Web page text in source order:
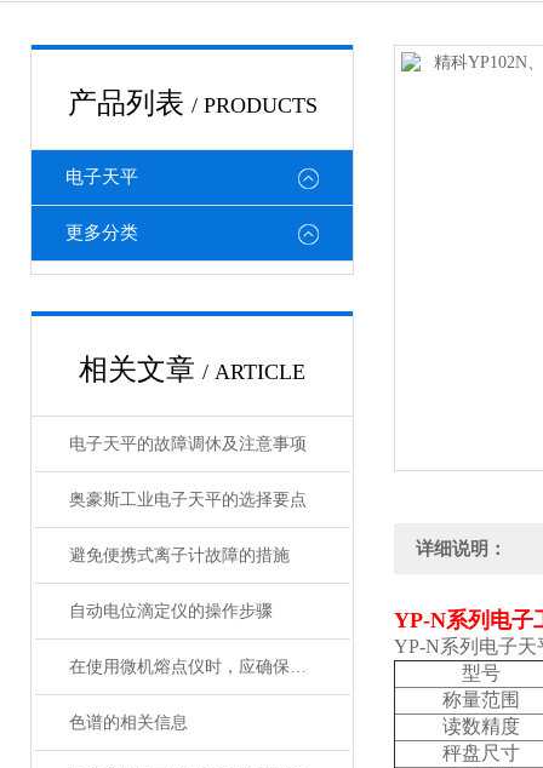
产品列表 / PRODUCTS
电子天平
更多分类
相关文章 / ARTICLE
电子天平的故障调休及注意事项
奥豪斯工业电子天平的选择要点
避免便携式离子计故障的措施
自动电位滴定仪的操作步骤
在使用微机熔点仪时，应确保仪器放置在水平位置
色谱的相关信息
详细说明：
YP-N系列电子
YP-N系列电子
型号
称量范围
读数精度
秤盘尺寸